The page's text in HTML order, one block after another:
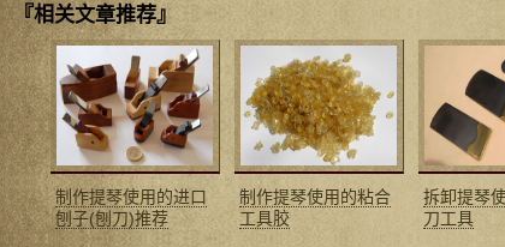
『相关文章推荐』
制作提琴使用的进口
刨子(刨刀)推荐
制作提琴使用的粘合
工具胶
拆卸提琴
刀工具